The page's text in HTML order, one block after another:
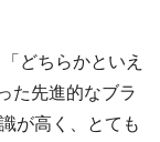
どちらかといえ
た先進的なブラ
が高く、とても